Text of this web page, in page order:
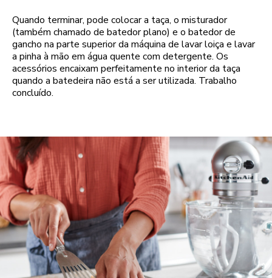
Quando terminar, pode colocar a taça, o misturador
(também chamado de batedor plano) e o batedor de
gancho na parte superior da máquina de lavar loiça e lavar
a pinha à mão em água quente com detergente. Os
acessórios encaixam perfeitamente no interior da taça
quando a batedeira não está a ser utilizada. Trabalho
concluído.